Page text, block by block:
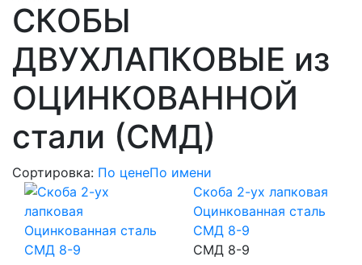
СКОБЫ
ДВУХЛАПКОВЫЕ из
ОЦИНКОВАННОЙ
стали (СМД)
Сортировка: По ценеПо имени
Скоба 2-ух лапковая
Оцинкованная сталь
СМД 8-9
СМД 8-9